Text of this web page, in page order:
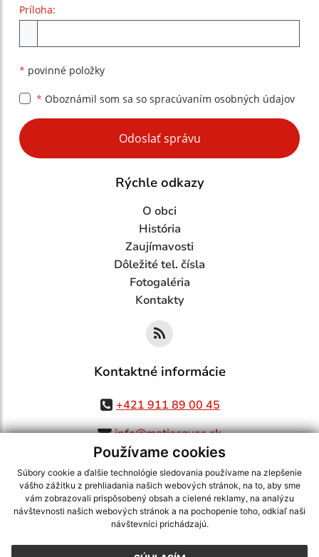
Používame cookies
Súbory cookie a ďalšie technológie sledovania používame na zlepšenie
vášho zážitku z prehliadania našich webových stránok, na to, aby sme
vám zobrazovali prispôsobený obsah a cielené reklamy, na analýzu
návštevnosti našich webových stránok a na pochopenie toho, odkiaľ naši
návštevníci prichádzajú.
Príloha:
* povinné položky
* Oboznámil som sa so spracúvaním osobných údajov
Google reCaptcha Response
Odoslať správu
Rýchle odkazy
O obci
História
Zaujímavosti
Dôležité tel. čísla
Fotogaléria
Kontakty
Kontaktné informácie
+421 911 89 00 45
info@matiasovce.sk
využite možnosť získavania aktuálnych informácií s využitím RSS
CMS systém (redakčný) systém ECHELON 2,Mapa stránok,web portál
webex.digital, s.r.o.,domény,registrácia domény